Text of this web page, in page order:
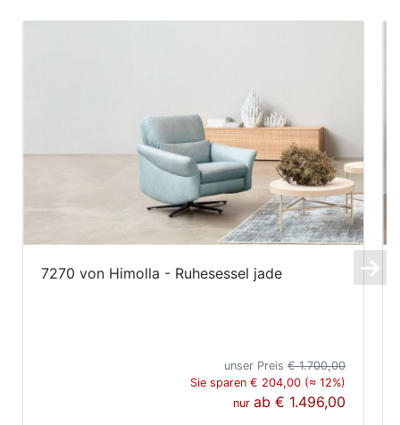
7270 von Himolla - Ruhesessel jade
unser Preis€ 1.700,00
Sie sparen € 204,00 (≈ 12%)
nurab€ 1.496,00